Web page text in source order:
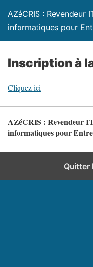
AZéCRIS : Revendeur
informatiques pour
Inscription à
Cliquez ici
AZéCRIS : Revendeur
informatiques pour
Quitter